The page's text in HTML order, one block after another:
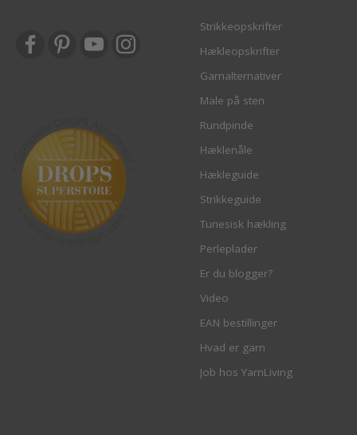
Strikkeopskrifter
Hækleopskrifter
Garnalternativer
Male på sten
Rundpinde
Hæklenåle
Hækleguide
Strikkeguide
Tunesisk hækling
Perleplader
Er du blogger?
Video
EAN bestillinger
Hvad er garn
Job hos YarnLiving